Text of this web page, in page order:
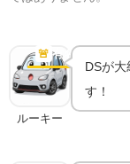
🚨 有名な逸話
ルーキー
DSが大
す！